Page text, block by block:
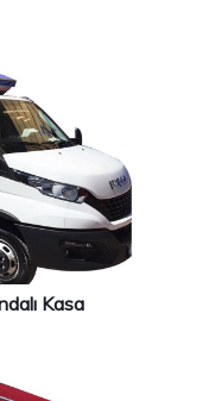
Kasa